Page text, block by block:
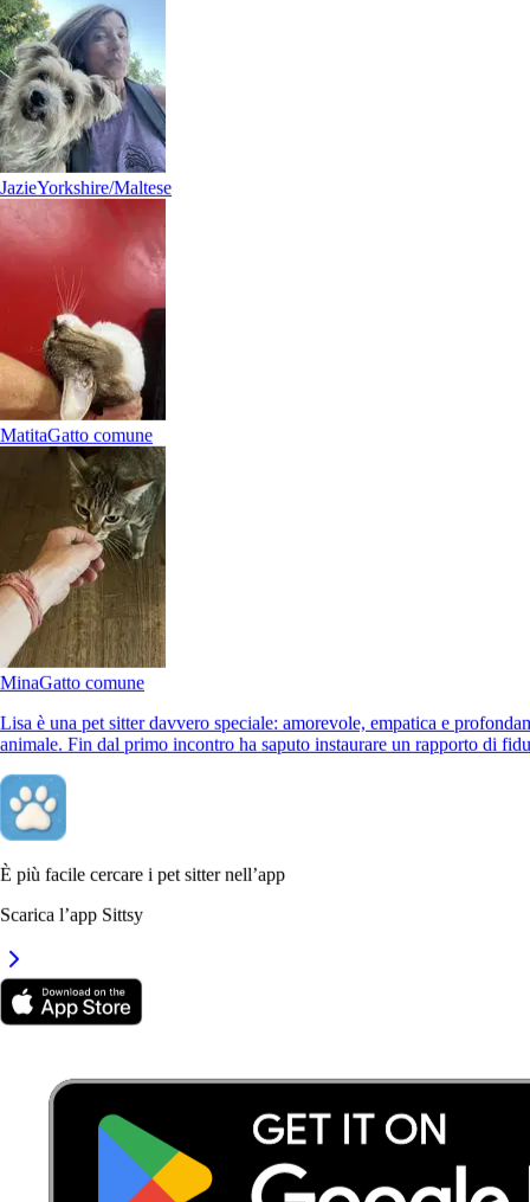
PoldoMeticcio
BoyCane Corso
Sally Barboncino
Chuck & Layka Meticci
Mio e CipriaBulldog francese
JazieYorkshire/Maltese
MatitaGatto comune
MinaGatto comune
Lisa è una pet sitter davvero speciale: amorevole, empatica e
animale. Fin dal primo incontro ha saputo instaurare un rapporto di
È più facile cercare i pet sitter nell’app
Scarica l’app Sittsy